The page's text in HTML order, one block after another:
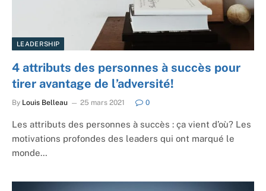
LEADERSHIP
4 attributs des personnes à succès pour
tirer avantage de l’adversité!
By Louis Belleau 25 mars 2021 0
Les attributs des personnes à succès : ça vient d’où? Les
motivations profondes des leaders qui ont marqué le
monde…